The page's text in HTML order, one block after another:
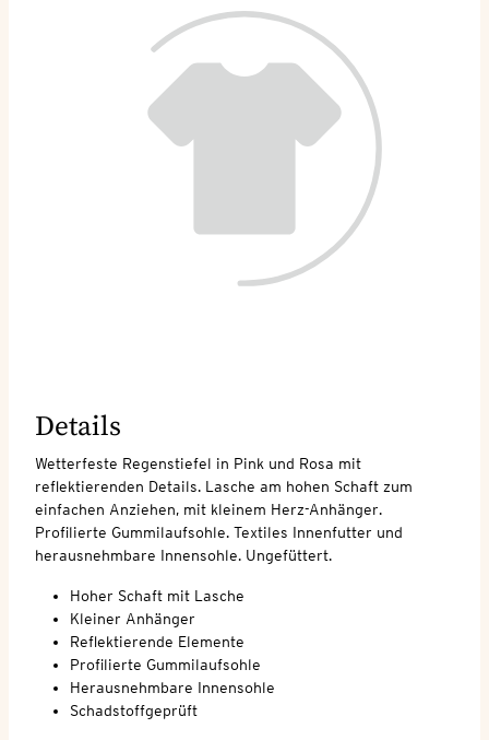
Details
Wetterfeste Regenstiefel in Pink und Rosa mit
reflektierenden Details. Lasche am hohen Schaft zum
einfachen Anziehen, mit kleinem Herz-Anhänger.
Profilierte Gummilaufsohle. Textiles Innenfutter und
herausnehmbare Innensohle. Ungefüttert.
Hoher Schaft mit Lasche
Kleiner Anhänger
Reflektierende Elemente
Profilierte Gummilaufsohle
Herausnehmbare Innensohle
Schadstoffgeprüft